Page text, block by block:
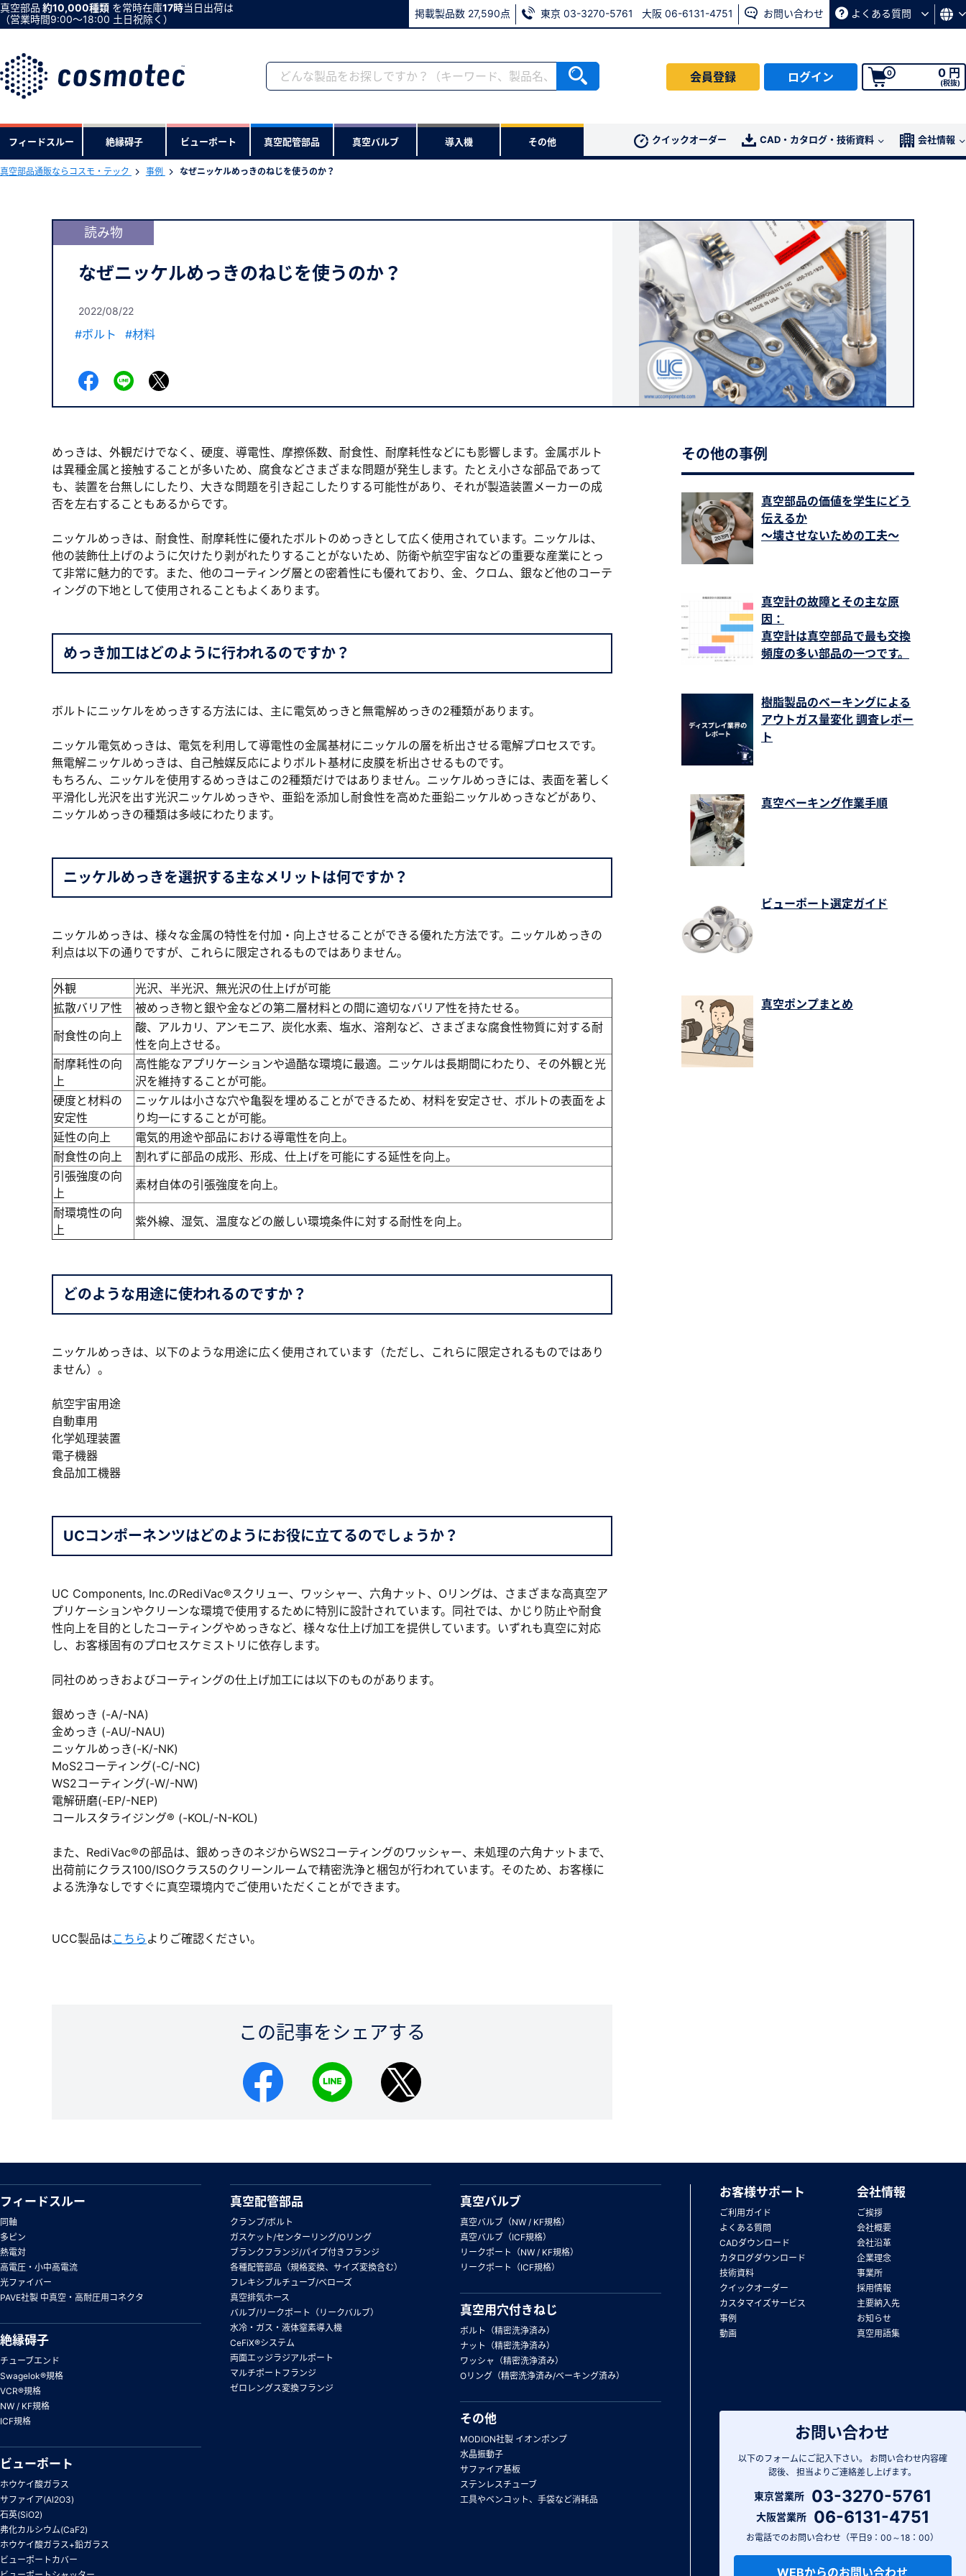
真空部品 約10,000種類 を常時在庫17時当日出荷は
（営業時間9:00〜18:00 土日祝除く）
掲載製品数 27,590点 東京 03-3270-5761 大阪 06-6131-4751 お問い合わせ よくある質問
会員登録 ログイン 0 0 円
(税抜)
フィードスルー 絶縁碍子 ビューポート 真空配管部品 真空バルブ 導入機 その他 クイックオーダー CAD・カタログ・技術資料 会社情報
会員登録がお済みでない方
会員登録をすれば、便利な機能がご利用いただけます。
※新規会員登録をお申し込み頂いてから本登録となるまで、数日間かかる場合があります。
また当社の判断によりお断りする場合があります。
会員の方はこちら
※パスワードをお忘れの方は、 パスワード再発行ページ
※メールアドレスを忘れた方は、お問い合わせページよりお問い合わせください
真空部品通販ならコスモ・テック 事例 なぜニッケルめっきのねじを使うのか？
読み物
なぜニッケルめっきのねじを使うのか？
2022/08/22
ボルト 材料
めっきは、外観だけでなく、硬度、導電性、摩擦係数、耐食性、耐摩耗性などにも影響します。金属ボルト
は異種金属と接触することが多いため、腐食などさまざまな問題が発生します。たとえ小さな部品であって
も、装置を台無しにしたり、大きな問題を引き起こしたりする可能性があり、それが製造装置メーカーの成
否を左右することもあるからです。
ニッケルめっきは、耐食性、耐摩耗性に優れたボルトのめっきとして広く使用されています。ニッケルは、
他の装飾仕上げのように欠けたり剥がれたりすることがないため、防衛や航空宇宙などの重要な産業にとっ
て非常に魅力的です。また、他のコーティング層との密着性にも優れており、金、クロム、銀など他のコーテ
ィングの下地として使用されることもよくあります。
めっき加工はどのように行われるのですか？
ボルトにニッケルをめっきする方法には、主に電気めっきと無電解めっきの2種類があります。
ニッケル電気めっきは、電気を利用して導電性の金属基材にニッケルの層を析出させる電解プロセスです。
無電解ニッケルめっきは、自己触媒反応によりボルト基材に皮膜を析出させるものです。
もちろん、ニッケルを使用するめっきはこの2種類だけではありません。ニッケルめっきには、表面を著しく
平滑化し光沢を出す光沢ニッケルめっきや、亜鉛を添加し耐食性を高めた亜鉛ニッケルめっきなどがあり、
ニッケルめっきの種類は多岐にわたります。
ニッケルめっきを選択する主なメリットは何ですか？
ニッケルめっきは、様々な金属の特性を付加・向上させることができる優れた方法です。ニッケルめっきの
利点は以下の通りですが、これらに限定されるものではありません。
外観
光沢、半光沢、無光沢の仕上げが可能
拡散バリア性
被めっき物と銀や金などの第二層材料との間に適切なバリア性を持たせる。
耐食性の向上
酸、アルカリ、アンモニア、炭化水素、塩水、溶剤など、さまざまな腐食性物質に対する耐
性を向上させる。
耐摩耗性の向
上
高性能なアプリケーションや過酷な環境に最適。ニッケルは長期間にわたり、その外観と光
沢を維持することが可能。
硬度と材料の
安定性
ニッケルは小さな穴や亀裂を埋めることができるため、材料を安定させ、ボルトの表面をよ
り均一にすることが可能。
延性の向上
電気的用途や部品における導電性を向上。
耐食性の向上
割れずに部品の成形、形成、仕上げを可能にする延性を向上。
引張強度の向
上
素材自体の引張強度を向上。
耐環境性の向
上
紫外線、湿気、温度などの厳しい環境条件に対する耐性を向上。
どのような用途に使われるのですか？
ニッケルめっきは、以下のような用途に広く使用されています（ただし、これらに限定されるものではあり
ません）。
航空宇宙用途
自動車用
化学処理装置
電子機器
食品加工機器
UCコンポーネンツはどのようにお役に立てるのでしょうか？
UC Components, Inc.のRediVac®スクリュー、ワッシャー、六角ナット、Oリングは、さまざまな高真空ア
プリケーションやクリーンな環境で使用するために特別に設計されています。同社では、かじり防止や耐食
性向上を目的としたコーティングやめっきなど、様々な仕上げ加工を提供しています。いずれも真空に対応
し、お客様固有のプロセスケミストリに依存します。
同社のめっきおよびコーティングの仕上げ加工には以下のものがあります。
銀めっき (-A/-NA)
金めっき (-AU/-NAU)
ニッケルめっき(-K/-NK)
MoS2コーティング(-C/-NC)
WS2コーティング(-W/-NW)
電解研磨(-EP/-NEP)
コールスタライジング® (-KOL/-N-KOL)
また、RediVac®の部品は、銀めっきのネジからWS2コーティングのワッシャー、未処理の六角ナットまで、
出荷前にクラス100/ISOクラス5のクリーンルームで精密洗浄と梱包が行われています。そのため、お客様に
よる洗浄なしですぐに真空環境内でご使用いただくことができます。
UCC製品はこちら よりご確認ください。
この記事をシェアする
その他の事例
真空部品の価値を学生にどう
伝えるか
〜壊させないための工夫〜
真空計の故障とその主な原
因：
真空計は真空部品で最も交換
頻度の多い部品の一つです。
樹脂製品のベーキングによる
アウトガス量変化 調査レポー
ト
真空ベーキング作業手順
ビューポート選定ガイド
真空ポンプまとめ
お問い合わせ
以下のフォームにご記入下さい。
お問い合わせ内容確
認後、
担当よりご連絡差し上げます。
東京営業所 03-3270-5761
大阪営業所 06-6131-4751
お電話でのお問い合わせ（平日9：00～18：00）
WEBからのお問い合わせ
フィードスルー
同軸
多ピン
熱電対
高電圧・小中高電流
光ファイバー
PAVE社製 中真空・高耐圧用コネクタ
絶縁碍子
チューブエンド
Swagelok®規格
VCR®規格
NW / KF規格
ICF規格
ビューポート
ホウケイ酸ガラス
サファイア(Al2O3)
石英(SiO2)
弗化カルシウム(CaF2)
ホウケイ酸ガラス+鉛ガラス
ビューポートカバー
真空配管部品
クランプ/ボルト
ガスケット/センターリング/Oリング
ブランクフランジ/パイプ付きフランジ
各種配管部品（規格変換、サイズ変換含む）
フレキシブルチューブ/ベローズ
真空排気ホース
バルブ/リークポート（リークバルブ）
水冷・ガス・液体窒素導入機
CeFiX®システム
両面エッジラジアルポート
マルチポートフランジ
ゼロレングス変換フランジ
真空バルブ
真空バルブ（NW / KF規格）
真空バルブ（ICF規格）
リークポート（NW / KF規格）
リークポート（ICF規格）
真空用穴付きねじ
ボルト（精密洗浄済み）
ナット（精密洗浄済み）
ワッシャ（精密洗浄済み）
Oリング（精密洗浄済み/ベーキング済み）
その他
MODION社製 イオンポンプ
水晶振動子
サファイア基板
ステンレスチューブ
工具やベンコット、手袋など消耗品
お客様サポート
ご利用ガイド
よくある質問
CADダウンロード
カタログダウンロード
技術資料
クイックオーダー
カスタマイズサービス
事例
動画
会社情報
ご挨拶
会社概要
会社沿革
企業理念
事業所
採用情報
主要納入先
お知らせ
真空用語集